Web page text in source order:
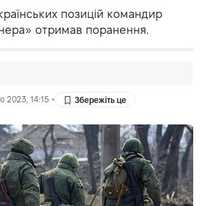
позицій командир
отримав поранення.
2023, 14:15